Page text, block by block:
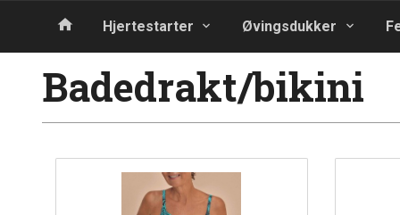
Produkter
Hjertestarter Øvingsdukker
Badedrakt/bikini